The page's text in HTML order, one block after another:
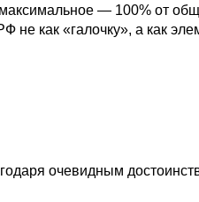
— 100% от
как «галочку», а как
очевидным